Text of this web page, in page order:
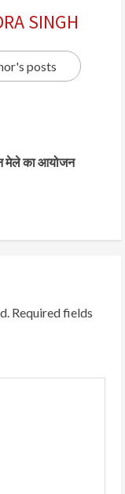
SINGH
posts
मेले का आयोजन
Required fields